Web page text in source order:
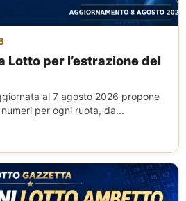
Lotto per l’estrazione del
al 7 agosto 2026 propone
per ogni ruota, da...